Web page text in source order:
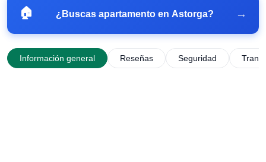
🏠 ¿Buscas apartamento en Astorga? →
Información general Reseñas Seguridad